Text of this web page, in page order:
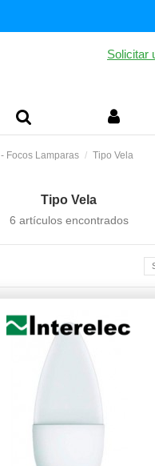
Solicitar
- Focos Lamparas Tipo Vela
Tipo Vela
6 artículos encontrados